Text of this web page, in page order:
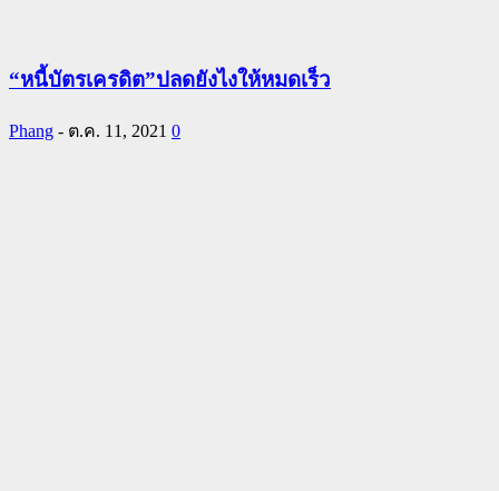
“หนี้บัตรเครดิต”ปลดยังไงให้หมดเร็ว
Phang - ต.ค. 11, 2021 0